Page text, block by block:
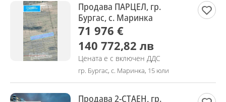
Продава ПАРЦЕЛ, гр.
Бургас, с. Маринка
71 976 €
140 772,82 лв
Цената е с включен ДДС
гр. Бургас, с. Маринка, 15 юли
Продава 2-СТАЕН, гр.